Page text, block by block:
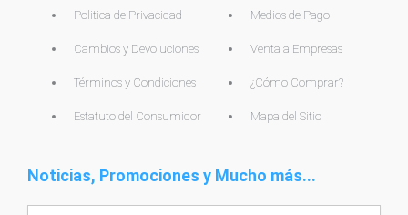
Politica de Privacidad
Cambios y Devoluciones
Términos y Condiciones
Estatuto del Consumidor
Medios de Pago
Venta a Empresas
¿Cómo Comprar?
Mapa del Sitio
Noticias, Promociones y Mucho más...